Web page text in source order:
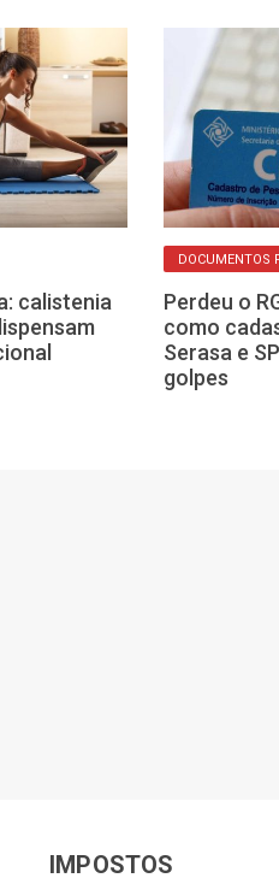
calistenia
DOCUMENTOS
Perdeu o
como
Serasa e
golpes
IMPOSTOS